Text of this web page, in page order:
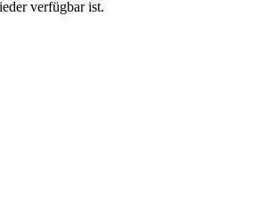
verfügbar ist.